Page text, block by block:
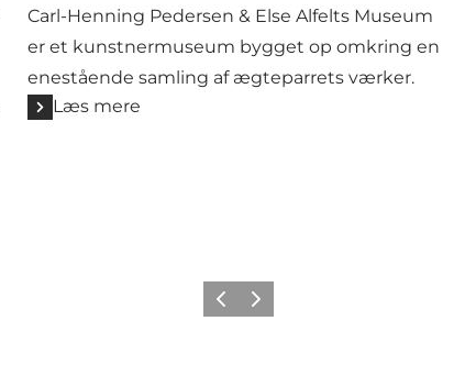
Carl-Henning Pedersen & Else Alfelts Museum
er et kunstnermuseum bygget op omkring en
enestående samling af ægteparrets værker.
Læs mere
Forrige billede
Næste billede